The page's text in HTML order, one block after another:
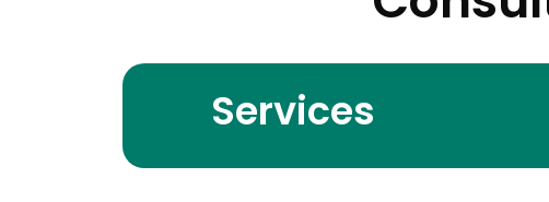
Services